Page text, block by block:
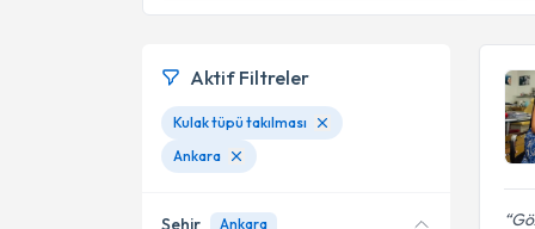
Aktif Filtreler
Kulak tüpü takılması
Ankara
Şehir Ankara